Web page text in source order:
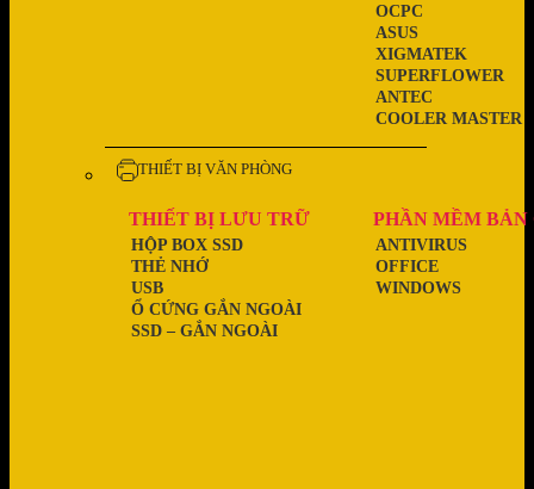
COOLER MASTER
ANTEC
SUPERFLOWER
XIGMATEK
ASUS
OCPC
THIẾT BỊ VĂN PHÒNG
THIẾT BỊ LƯU TRỮ
SSD – GẮN NGOÀI
Ổ CỨNG GẮN NGOÀI
USB
THẺ NHỚ
HỘP BOX SSD
PHẦN MỀM BẢN
WINDOWS
OFFICE
ANTIVIRUS